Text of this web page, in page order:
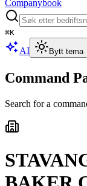
Companybook
⌘K
AI Bytt tema
Command
Search for a